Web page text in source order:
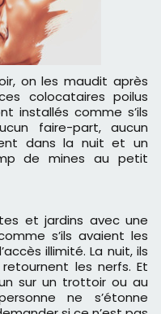
colocataires poilus
installés comme s’ils
faire-part, aucun
dans la nuit et un
de mines au petit
et jardins avec une
s’ils avaient les
illimité. La nuit, ils
les nerfs. Et
sur un trottoir ou au
ne s’étonne